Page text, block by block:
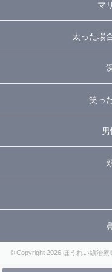
マ
太った場
笑っ
© Copyright 2026 ほうれい線治療